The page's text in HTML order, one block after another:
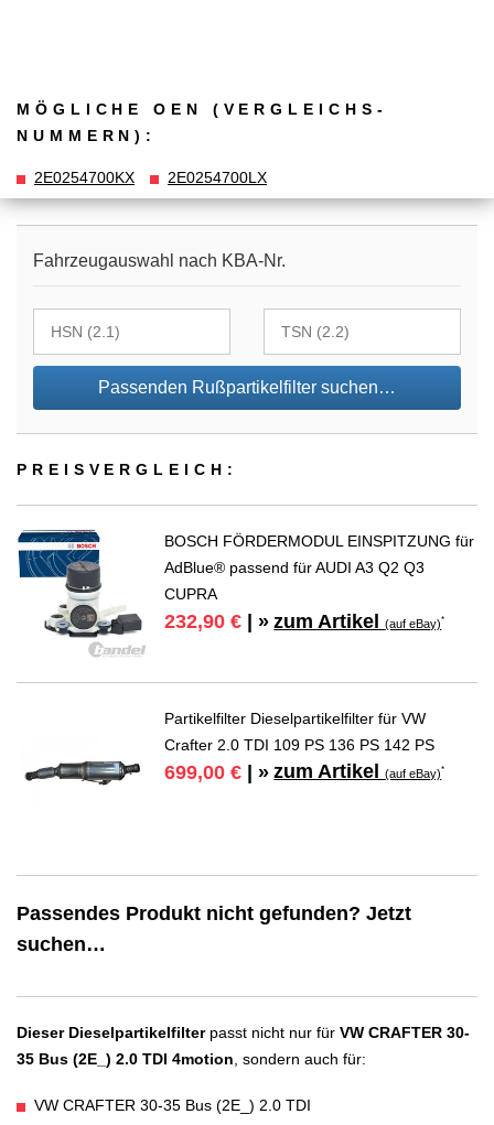
MÖGLICHE OEN (VERGLEICHS­
NUMMERN):
2E0254700KX 2E0254700LX
Fahrzeugauswahl nach KBA-Nr.
Passenden Rußpartikelfilter suchen…
PREIS­VER­GLEICH:
BOSCH FÖRDERMODUL EINSPITZUNG für
AdBlue® passend für AUDI A3 Q2 Q3
CUPRA
232,90 € | » zum Artikel(auf eBay)*
Partikelfilter Dieselpartikelfilter für VW
Crafter 2.0 TDI 109 PS 136 PS 142 PS
699,00 € | » zum Artikel(auf eBay)*
Passendes Produkt nicht gefunden? Jetzt
suchen…
Dieser Dieselpartikelfilterpasst nicht nur für VW CRAFTER 30-
35 Bus (2E_) 2.0 TDI 4motion , sondern auch für:
VW CRAFTER 30-35 Bus (2E_) 2.0 TDI